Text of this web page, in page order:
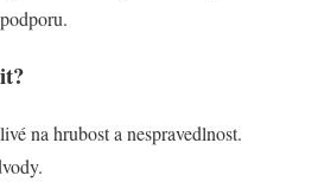
na hrubost a nespravedlnost.